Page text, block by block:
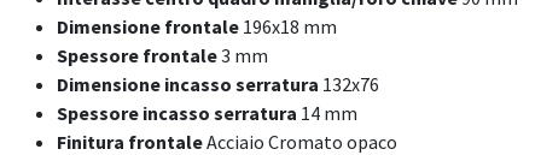
Dimensione frontale 196x18 mm
Spessore frontale3 mm
Dimensione incasso serratura 132x76
Spessore incasso serratura 14 mm
Finitura frontaleAcciaio Cromato opaco